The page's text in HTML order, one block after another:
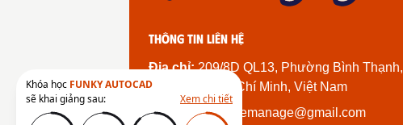
Khóa học FUNKY AUTOCAD
sẽ khai giảng sau:
Xem chi tiết
Thông tin liên hệ
Địa chỉ:209/8D QL13, Phường Bình Thạnh,
Thành Phố Hồ Chí Minh, Việt Nam
Email:
funkystylemanage@gmail.com